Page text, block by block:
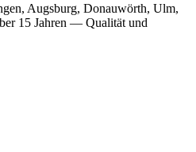
Augsburg, Donauwörth, Ulm,
15 Jahren — Qualität und